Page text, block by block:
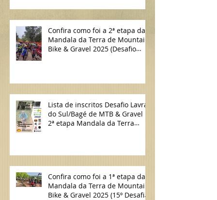
Confira como foi a 2ª etapa da
Mandala da Terra de Mountain
Bike & Gravel 2025 (Desafio
Lista de inscritos Desafio Lavras
do Sul/Bagé de MTB & Gravel |
2ª etapa Mandala da Terra
Confira como foi a 1ª etapa da
Mandala da Terra de Mountain
Bike & Gravel 2025 (15º Desafio